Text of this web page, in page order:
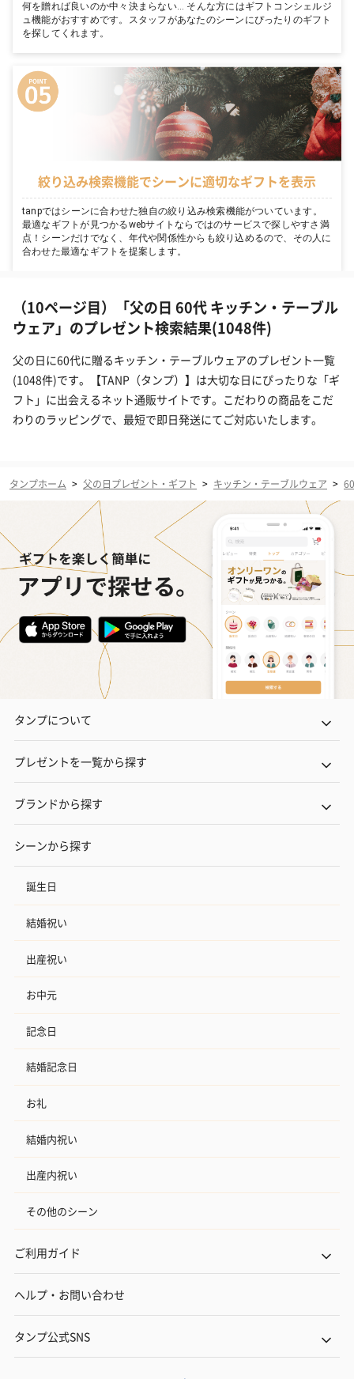
何を贈れば良いのか中々決まらない… そんな方にはギフトコンシェルジ
ュ機能がおすすめです。スタッフがあなたのシーンにぴったりのギフト
を探してくれます。
絞り込み検索機能でシーンに適切なギフトを表示
tanpではシーンに合わせた独自の絞り込み検索機能がついています。
最適なギフトが見つかるwebサイトならではのサービスで探しやすさ満
点！シーンだけでなく、年代や関係性からも絞り込めるので、その人に
合わせた最適なギフトを提案します。
（10ページ目）「父の日 60代 キッチン・テーブル
ウェア」のプレゼント検索結果(1048件)
父の日に60代に贈るキッチン・テーブルウェアのプレゼント一覧
(1048件)です。【TANP（タンプ）】は大切な日にぴったりな「ギ
フト」に出会えるネット通販サイトです。こだわりの商品をこだ
わりのラッピングで、最短で即日発送にてご対応いたします。
タンプホーム > 父の日プレゼント・ギフト > キッチン・テーブルウェア >
タンプについて
プレゼントを一覧から探す
ブランドから探す
シーンから探す
誕生日
結婚祝い
出産祝い
お中元
記念日
結婚記念日
お礼
結婚内祝い
出産内祝い
その他のシーン
ご利用ガイド
ヘルプ・お問い合わせ
タンプ公式SNS